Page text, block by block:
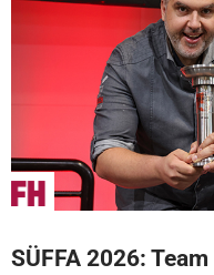
SÜFFA 2026: